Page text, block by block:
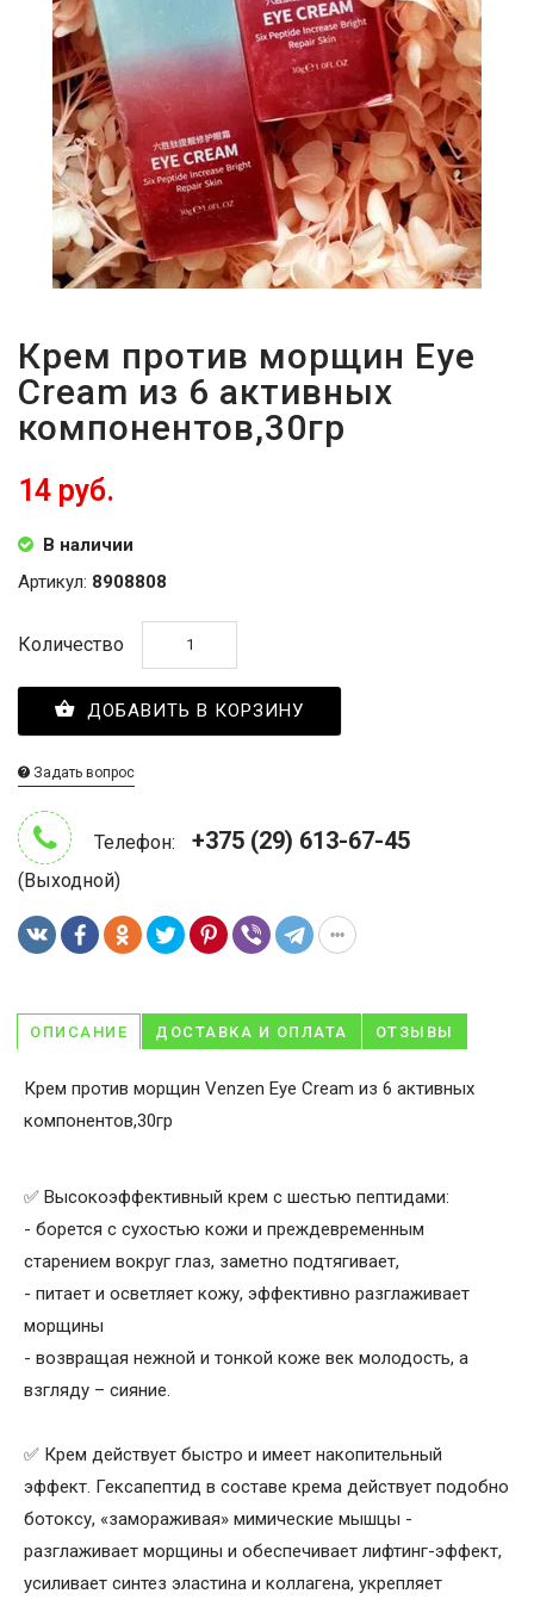
Крем против морщин Eye
Cream из 6 активных
компонентов,30гр
14 руб.
В наличии
Артикул: 8908808
Количество
ДОБАВИТЬ В КОРЗИНУ
Задать вопрос
Телефон: +375 (29) 613-67-45
(Выходной)
ОПИСАНИЕ ДОСТАВКА И ОПЛАТА ОТЗЫВЫ
Крем против морщин Venzen Eye Cream из 6 активных
компонентов,30гр
✅ Высокоэффективный крем с шестью пептидами:
- борется с сухостью кожи и преждевременным
старением вокруг глаз, заметно подтягивает,
- питает и осветляет кожу, эффективно разглаживает
морщины
- возвращая нежной и тонкой коже век молодость, а
взгляду – сияние.
✅ Крем действует быстро и имеет накопительный
эффект. Гексапептид в составе крема действует подобно
ботоксу, «замораживая» мимические мышцы -
разглаживает морщины и обеспечивает лифтинг-эффект,
усиливает синтез эластина и коллагена, укрепляет